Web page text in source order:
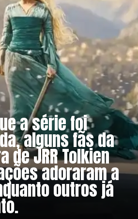
a série foi
alguns fãs da
de JRR Tolkien
adoraram a
outros já